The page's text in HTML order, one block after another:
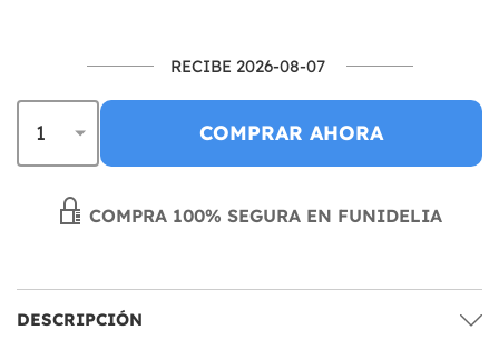
RECIBE 2026-08-07
COMPRAR AHORA
COMPRA 100% SEGURA EN FUNIDELIA
DESCRIPCIÓN